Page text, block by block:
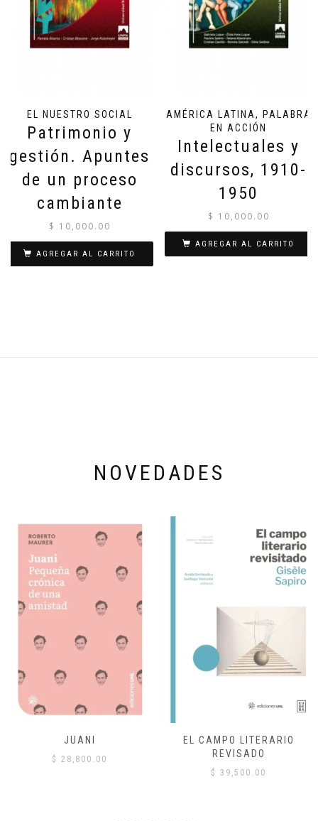
EL NUESTRO SOCIAL
Patrimonio y
gestión. Apuntes
de un proceso
cambiante
$ 10,000.00
AGREGAR AL CARRITO
AMÉRICA LATINA, PALABRA
EN ACCIÓN
Intelectuales y
discursos, 1910-
1950
$ 10,000.00
AGREGAR AL CARRITO
NOVEDADES
JUANI
$ 28,800.00
EL CAMPO LITERARIO
REVISADO
$ 39,500.00